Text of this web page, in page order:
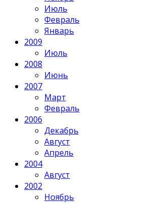
Июль
Февраль
Январь
2009
Июль
2008
Июнь
2007
Март
Февраль
2006
Декабрь
Август
Апрель
2004
Август
2002
Ноябрь